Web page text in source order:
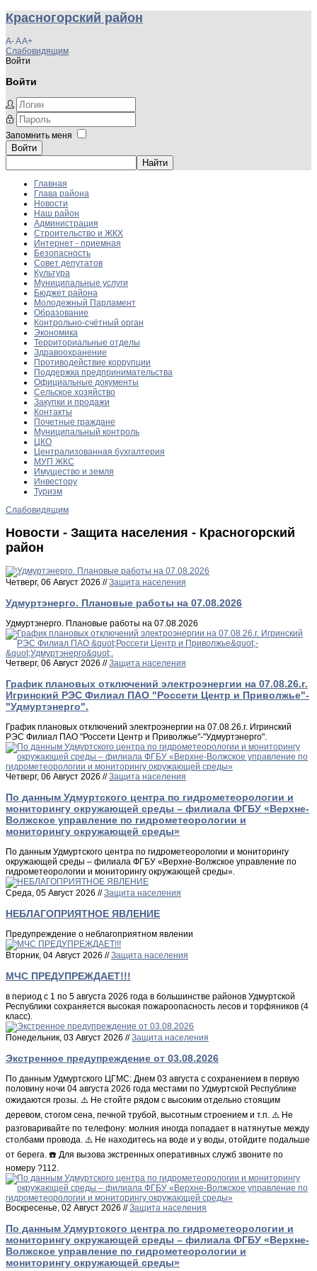
Красногорский район
A-AA+
Слабовидящим
Войти
Войти
Запомнить меня
Войти
Главная
Глава района
Новости
Наш район
Администрация
Строительство и ЖКХ
Интернет - приемная
Безопасность
Совет депутатов
Культура
Муниципальные услуги
Бюджет района
Молодежный Парламент
Образование
Контрольно-счётный орган
Экономика
Территориальные отделы
Здравоохранение
Противодействие коррупции
Поддержка предпринимательства
Официальные документы
Сельское хозяйство
Закупки и продажи
Контакты
Почетные граждане
Муниципальный контроль
ЦКО
Централизованная бухгалтерия
МУП ЖКС
Имущество и земля
Инвестору
Туризм
Слабовидящим
Новости - Защита населения - Красногорский
район
Четверг, 06 Август 2026 //Защита населения
Удмуртэнерго. Плановые работы на 07.08.2026
Удмуртэнерго. Плановые работы на 07.08.2026
Четверг, 06 Август 2026 //Защита населения
График плановых отключений электроэнергии на 07.08.26.г.
Игринский РЭС Филиал ПАО "Россети Центр и Приволжье"-
"Удмуртэнерго".
График плановых отключений электроэнергии на 07.08.26.г. Игринский
РЭС Филиал ПАО "Россети Центр и Приволжье"-"Удмуртэнерго".
Четверг, 06 Август 2026 //Защита населения
По данным Удмуртского центра по гидрометеорологии и
мониторингу окружающей среды – филиала ФГБУ «Верхне-
Волжское управление по гидрометеорологии и
мониторингу окружающей среды»
По данным Удмуртского центра по гидрометеорологии и мониторингу
окружающей среды – филиала ФГБУ «Верхне-Волжское управление по
гидрометеорологии и мониторингу окружающей среды».
Среда, 05 Август 2026 //Защита населения
НЕБЛАГОПРИЯТНОЕ ЯВЛЕНИЕ
Предупреждение о неблагоприятном явлении
Вторник, 04 Август 2026 //Защита населения
МЧС ПРЕДУПРЕЖДАЕТ!!!
в период с 1 по 5 августа 2026 года в большинстве районов Удмуртской
Республики сохраняется высокая пожароопасность лесов и торфяников (4
класс).
Понедельник, 03 Август 2026 //Защита населения
Экстренное предупреждение от 03.08.2026
По данным Удмуртского ЦГМС: Днем 03 августа с сохранением в первую
половину ночи 04 августа 2026 года местами по Удмуртской Республике
ожидаются грозы. ⚠️ Не стойте рядом с высоким отдельно стоящим
деревом, стогом сена, печной трубой, высотным строением и т.п. ⚠️ Не
разговаривайте по телефону: молния иногда попадает в натянутые между
столбами провода. ⚠️ Не находитесь на воде и у воды, отойдите подальше
от берега. ☎️ Для вызова экстренных оперативных служб звоните по
номеру ?112.
Воскресенье, 02 Август 2026 //Защита населения
По данным Удмуртского центра по гидрометеорологии и
мониторингу окружающей среды – филиала ФГБУ «Верхне-
Волжское управление по гидрометеорологии и
мониторингу окружающей среды»